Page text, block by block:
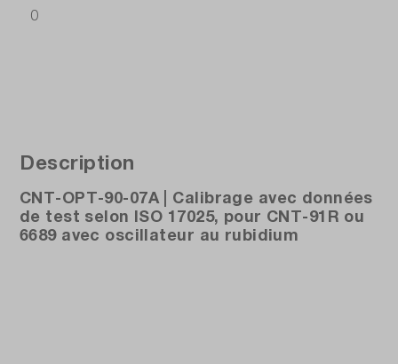
0
Description
CNT-OPT-90-07A | Calibrage avec données
de test selon ISO 17025, pour CNT-91R ou
6689 avec oscillateur au rubidium